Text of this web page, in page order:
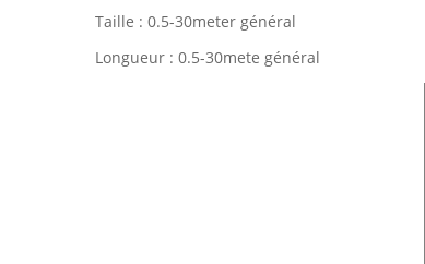
Taille : 0.5-30meter général
Longueur : 0.5-30mete général